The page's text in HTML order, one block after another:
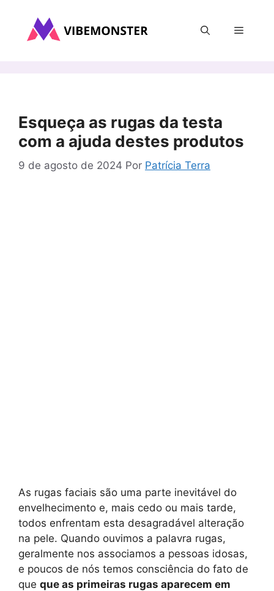
Menu
Esqueça as rugas da testa
com a ajuda destes produtos
9 de agosto de 2024 Por Patrícia Terra
As rugas faciais são uma parte inevitável do
envelhecimento e, mais cedo ou mais tarde,
todos enfrentam esta desagradável alteração
na pele. Quando ouvimos a palavra rugas,
geralmente nos associamos a pessoas idosas,
e poucos de nós temos consciência do fato de
que que as primeiras rugas aparecem em